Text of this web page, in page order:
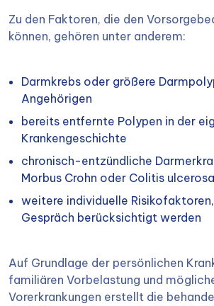
Zu den Faktoren, die den
können, gehören unter anderem:
Darmkrebs oder größere
Angehörigen
bereits entfernte Polypen in der
Krankengeschichte
chronisch-entzündliche
Morbus Crohn oder Colitis ulcerosa
weitere individuelle
Gespräch berücksichtigt werden
Auf Grundlage der persönlichen
familiären Vorbelastung und
Vorerkrankungen erstellt die